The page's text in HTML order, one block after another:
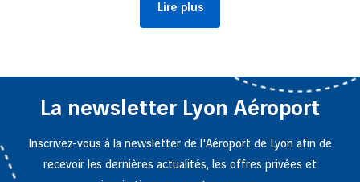
Lire plus
La newsletter Lyon Aéroport
Inscrivez-vous à la newsletter de l'Aéroport de Lyon afin de
recevoir les dernières actualités, les offres privées et